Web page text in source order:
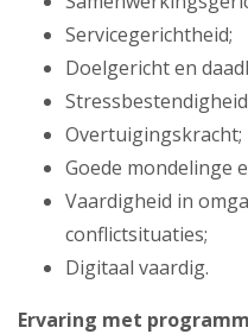
Servicegerichtheid;
Doelgericht en
Overtuigingskracht;
Goede mondelinge
Vaardigheid in
conflictsituaties;
Digitaal vaardig.
Ervaring met